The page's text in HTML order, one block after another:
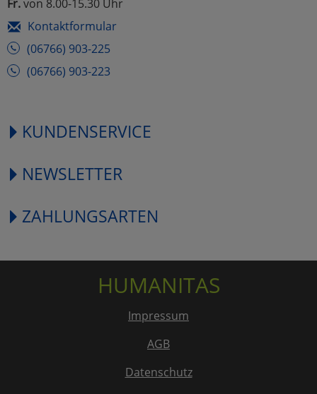
Fr.von 8.00-15.30 Uhr
Kontaktformular
(06766) 903-225
(06766) 903-223
KUNDENSERVICE
NEWSLETTER
ZAHLUNGSARTEN
HUMANITAS
Impressum
AGB
Datenschutz